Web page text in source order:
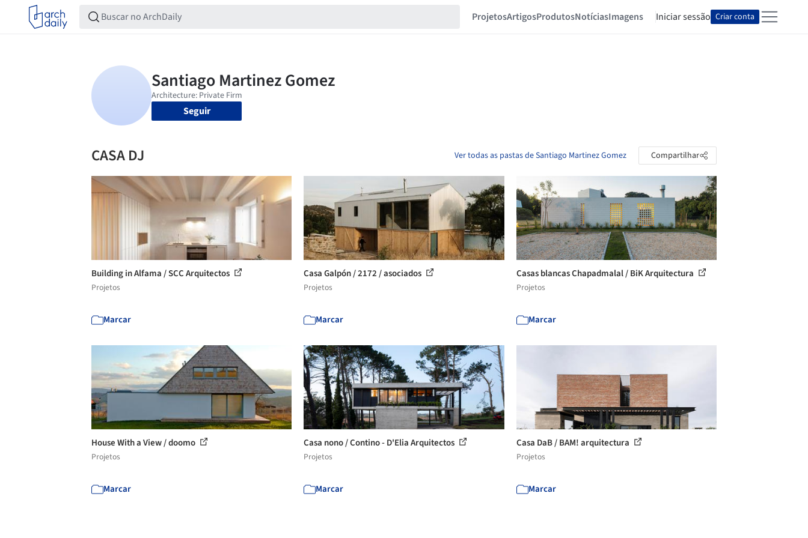
ProjetosArtigosProdutosNotíciasImagens Iniciar sessão Criar conta
Seguir
CASA DJ Ver todas as pastas de Santiago Martinez Gomez Compartilhar
Building in Alfama / SCC Arquitectos
Projetos
Marcar
Casa Galpón / 2172 / asociados
Projetos
Marcar
Casas blancas Chapadmalal / BiK Arquitectura
Projetos
Marcar
House With a View / doomo
Projetos
Marcar
Casa nono / Contino - D'Elia Arquitectos
Projetos
Marcar
Casa DaB / BAM! arquitectura
Projetos
Marcar